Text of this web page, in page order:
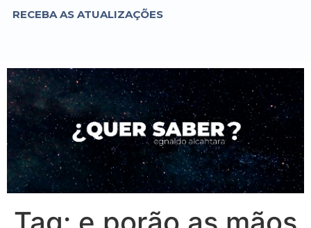
RECEBA AS ATUALIZAÇÕES